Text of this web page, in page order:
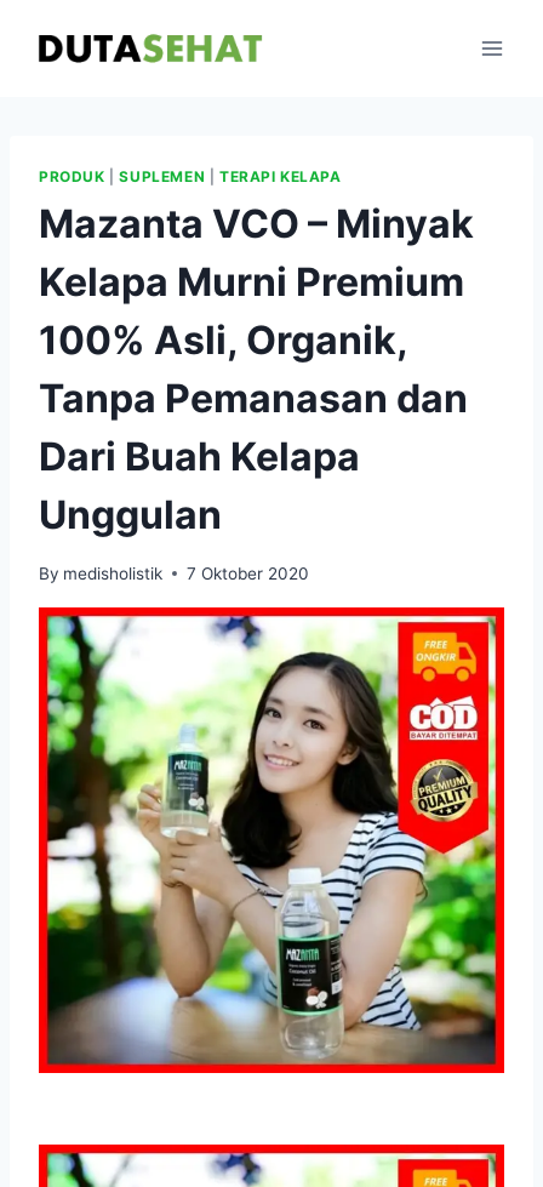
PRODUK |SUPLEMEN TERAPI KELAPA
Mazanta VCO – Minyak
Kelapa Murni Premium
100% Asli, Organik,
Tanpa Pemanasan dan
Dari Buah Kelapa
Unggulan
By medisholistik 7 Oktober 2020